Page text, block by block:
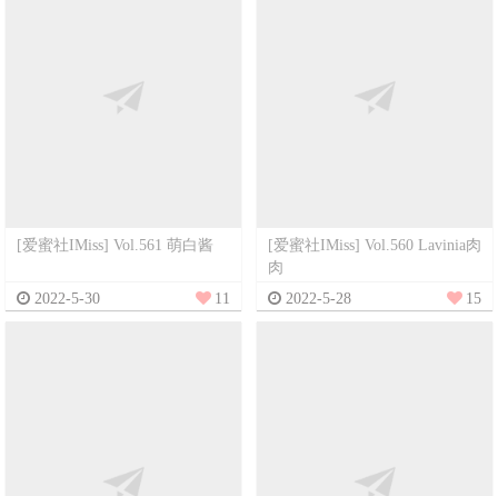
[爱蜜社IMiss] Vol.561 萌白酱
2022-5-30 11
[爱蜜社IMiss] Vol.560 Lavinia肉
肉
2022-5-28
15